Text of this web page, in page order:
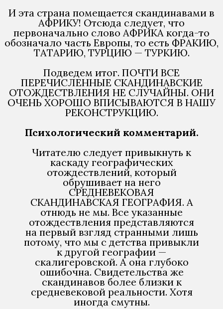
И эта страна помещается скандинавами в
АФРИКУ! Отсюда следует, что
первоначально слово АФРИКА когда-то
обозначало часть Европы, то есть ФРАКИЮ,
ТАТАРИЮ, ТУРЦИЮ — ТУРКИЮ.
Подведем итог. ПОЧТИ ВСЕ
ПЕРЕЧИСЛЕННЫЕ СКАНДИНАВСКИЕ
ОТОЖДЕСТВЛЕНИЯ НЕ СЛУЧАЙНЫ. ОНИ
ОЧЕНЬ ХОРОШО ВПИСЫВАЮТСЯ В НАШУ
РЕКОНСТРУКЦИЮ.
Психологический комментарий.
Читателю следует привыкнуть к
каскаду географических
отождествлений, который
обрушивает на него
СРЕДНЕВЕКОВАЯ
СКАНДИНАВСКАЯ ГЕОГРАФИЯ. А
отнюдь не мы. Все указанные
отождествления представляются
на первый взгляд странными лишь
потому, что мы с детства привыкли
к другой географии —
скалигеровской. А она глубоко
ошибочна. Свидетельства же
скандинавов более близки к
средневековой реальности. Хотя
иногда смутны.